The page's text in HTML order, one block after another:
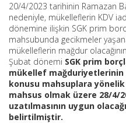
20/4/2023 tarihinin Ramazan
nedeniyle, mükelleflerin KDV
dönemine ilişkin SGK prim
mahsubunda gecikmeler
mükelleflerin mağdur
Şubat dönemi SGK prim
mükellef mağduriyetlerinin
konusu mahsuplara
mahsus olmak üzere 28/4/
uzatılmasının uygun
belirtilmiştir.